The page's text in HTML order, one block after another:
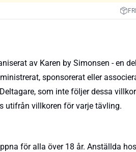
av Karen by Simonsen - en
sponsorerat eller
som inte följer dessa
utifrån villkoren för varje tävling.
för alla över 18 år. Anställda